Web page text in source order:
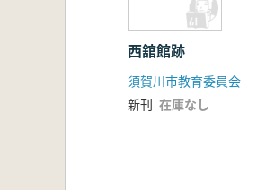
西舘館跡
須賀川市教育委員会
新刊 在庫なし